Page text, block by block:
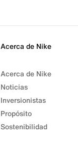
Acerca de Nike
Acerca de Nike
Noticias
Inversionistas
Propósito
Sostenibilidad